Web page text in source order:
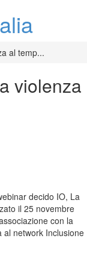
al temp...
violenza
decido IO, La
il 25 novembre
con la
al network Inclusione